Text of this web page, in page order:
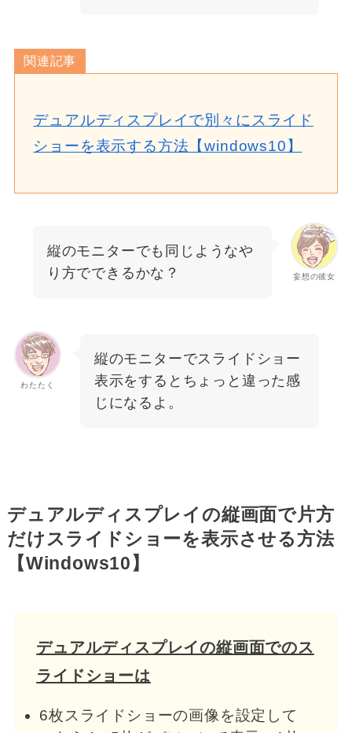
関連記事
デュアルディスプレイで別々にスライド
ショーを表示する方法【windows10】
妄想の彼女
縦のモニターでも同じようなや
り方でできるかな？
わたたく
縦のモニターでスライドショー
表示をするとちょっと違った感
じになるよ。
デュアルディスプレイの縦画面で片方
だけスライドショーを表示させる方法
【Windows10】
デュアルディスプレイの縦画面でのス
ライドショーは
6枚スライドショーの画像を設定して